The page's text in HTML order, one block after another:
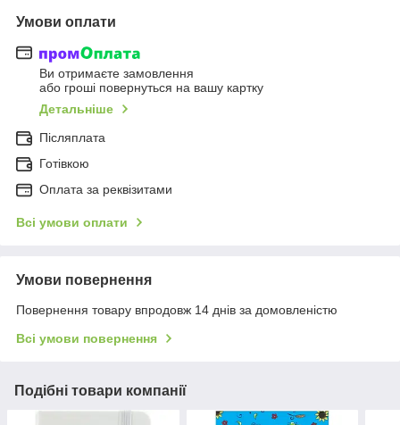
Умови оплати
Ви отримаєте замовлення
або гроші повернуться на вашу картку
Детальніше
Післяплата
Готівкою
Оплата за реквізитами
Всі умови оплати
Умови повернення
Повернення товару впродовж 14 днів за домовленістю
Всі умови повернення
Подібні товари компанії